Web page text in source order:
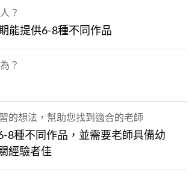
？
能提供6-8種不同作品
？
的想法，幫助您找到適合的老師
8種不同作品，並需要老師具備幼
經驗者佳